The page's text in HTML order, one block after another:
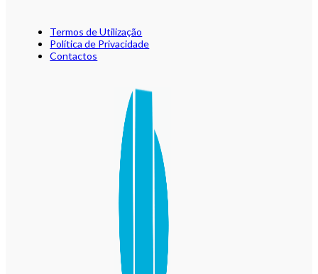
Termos de Utilização
Política de Privacidade
Contactos